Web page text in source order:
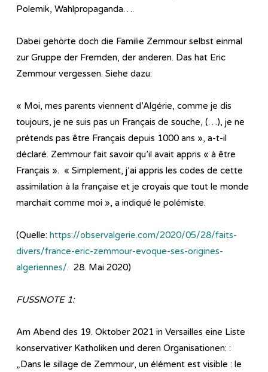
Polemik, Wahlpropaganda….
Dabei gehörte doch die Familie Zemmour selbst einmal
zur Gruppe der Fremden, der anderen. Das hat Eric
Zemmour vergessen. Siehe dazu:
« Moi, mes parents viennent d’Algérie, comme je dis
toujours, je ne suis pas un Français de souche, (…), je ne
prétends pas être Français depuis 1000 ans », a-t-il
déclaré. Zemmour fait savoir qu’il avait appris « à être
Français ». « Simplement, j’ai appris les codes de cette
assimilation à la française et je croyais que tout le monde
marchait comme moi », a indiqué le polémiste.
(Quelle: https://observalgerie.com/2020/05/28/faits-
divers/france-eric-zemmour-evoque-ses-origines-
algeriennes/. 28. Mai 2020)
FUSSNOTE 1:
Am Abend des 19. Oktober 2021 in Versailles eine Liste
konservativer Katholiken und deren Organisationen: :
„Dans le sillage de Zemmour, un élément est visible : le